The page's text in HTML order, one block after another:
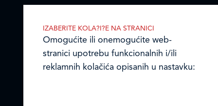
LEDO d.o.o. Čitluk
Online formular
IZABERITE KOLA?I?E NA STRANICI
Omogućite ili onemogućite web-
stranici upotrebu funkcionalnih i/ili
reklamnih kolačića opisanih u nastavku: